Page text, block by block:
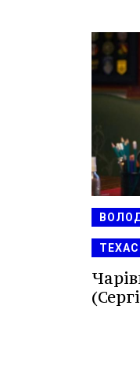
ТЕХАС